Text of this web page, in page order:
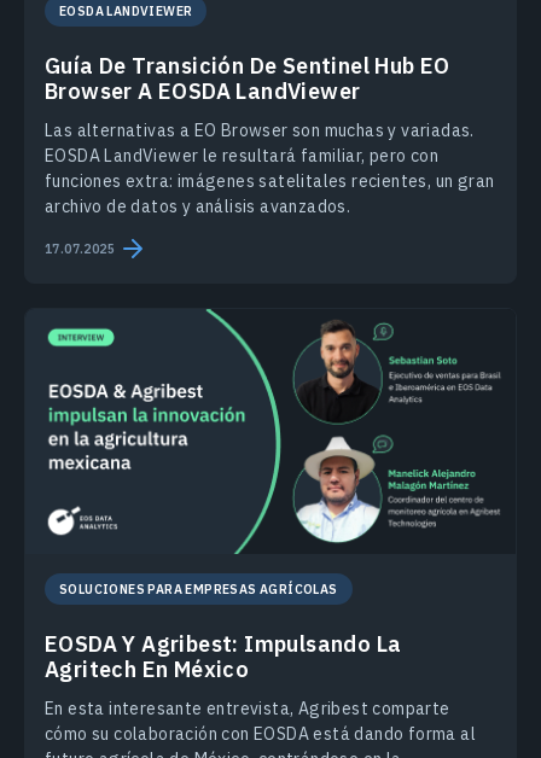
EOSDA LANDVIEWER
Guía De Transición De Sentinel Hub EO
Browser A EOSDA LandViewer
Las alternativas a EO Browser son muchas y variadas.
EOSDA LandViewer le resultará familiar, pero con
funciones extra: imágenes satelitales recientes, un gran
archivo de datos y análisis avanzados.
17.07.2025
SOLUCIONES PARA EMPRESAS AGRÍCOLAS
EOSDA Y Agribest: Impulsando La
Agritech En México
En esta interesante entrevista, Agribest comparte
cómo su colaboración con EOSDA está dando forma al